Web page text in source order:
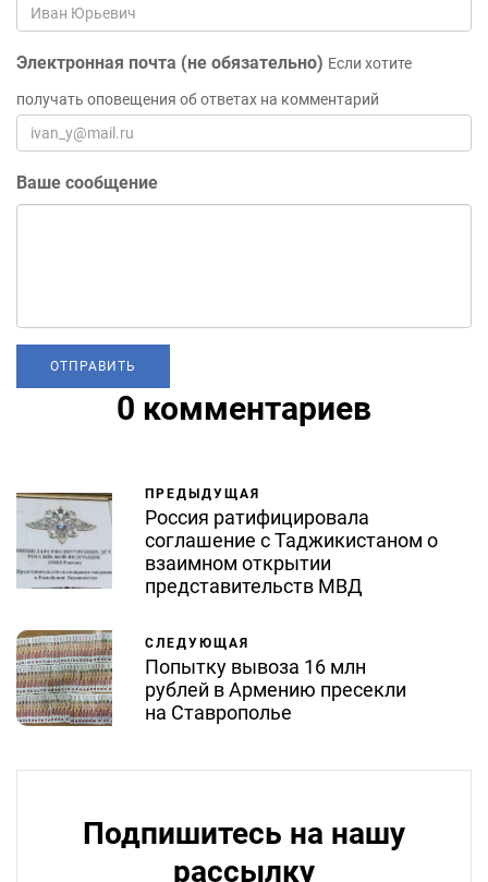
Электронная почта (не обязательно) Если хотите
получать оповещения об ответах на комментарий
Ваше сообщение
0 комментариев
ПРЕДЫДУЩАЯ
Россия ратифицировала
соглашение с Таджикистаном о
взаимном открытии
представительств МВД
СЛЕДУЮЩАЯ
Попытку вывоза 16 млн
рублей в Армению пресекли
на Ставрополье
Подпишитесь на нашу
рассылку